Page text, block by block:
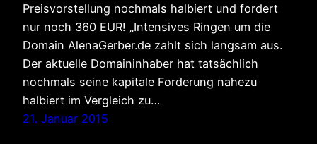
Preisvorstellung nochmals halbiert und fordert
nur noch 360 EUR! „Intensives Ringen um die
Domain AlenaGerber.de zahlt sich langsam aus.
Der aktuelle Domaininhaber hat tatsächlich
nochmals seine kapitale Forderung nahezu
halbiert im Vergleich zu…
21. Januar 2015